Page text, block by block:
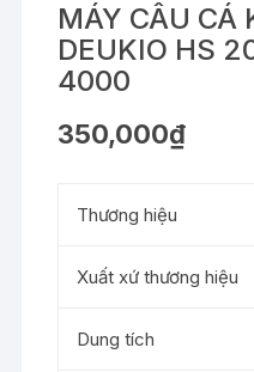
MÁY CÂU CÁ
DEUKIO HS
4000
350,000₫
Thương hiệu
Xuất xứ thương hiệu
Dung tích